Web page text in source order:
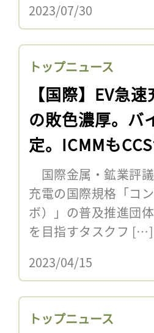
2023/07/30
トップニュース
【国際】EV急
の敗色濃厚。バ
定。ICMMも
国際金属・鉱業評
充電の国際規格「コ
ボ）」の普及推進団
を目指すタスクフ […]
2023/04/15
トップニュース